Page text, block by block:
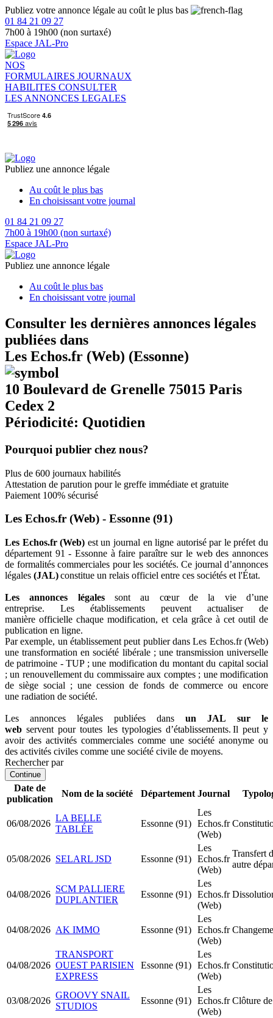
Publiez votre annonce légale au coût le plus bas
01 84 21 09 27
7h00 à 19h00 (non surtaxé)
Espace JAL-Pro
NOS
FORMULAIRES JOURNAUX
HABILITES CONSULTER
LES ANNONCES LEGALES
Publiez une annonce légale
Au coût le plus bas
En choisissant votre journal
01 84 21 09 27
7h00 à 19h00 (non surtaxé)
Espace JAL-Pro
Publiez une annonce légale
Au coût le plus bas
En choisissant votre journal
Consulter les dernières annonces légales
publiées dans
Les Echos.fr (Web) (Essonne)
10 Boulevard de Grenelle 75015 Paris
Cedex 2
Périodicité: Quotidien
Pourquoi publier chez nous?
Plus de 600 journaux habilités
Attestation de parution pour le greffe immédiate et gratuite
Paiement 100% sécurisé
Les Echos.fr (Web) - Essonne (91)
Les Echos.fr (Web) est un journal en ligne autorisé par le préfet du
département 91 - Essonne à faire paraître sur le web des annonces
de formalités commerciales pour les sociétés. Ce journal d’annonces
légales (JAL)constitue un relais officiel entre ces sociétés et l'État.
Les annonces légales
sont au cœur de la vie d’une
entreprise. Les établissements peuvent actualiser de
manière officielle chaque modification, et cela grâce à cet outil de
publication en ligne.
Par exemple, un établissement peut publier dans Les Echos.fr (Web)
une transformation en société libérale ; une transmission universelle
de patrimoine - TUP ; une modification du montant du capital social
; un renouvellement du commissaire aux comptes ; une modification
de siège social ; une cession de fonds de commerce ou encore
une radiation de société.
Les annonces légales publiées dans un JAL sur le
web servent pour toutes les typologies d’établissements. Il peut y
avoir des activités commerciales comme une société anonyme ou
des activités civiles comme une société civile de moyens.
Rechercher par
Continue
Date de
publication
Nom de la société Département Journal
06/08/2026
LA BELLE
TABLÉE
Essonne (91)
Les
Echos.fr
(Web)
05/08/2026 SELARL JSD Essonne (91)
Les
Echos.fr
(Web)
Transfert
autre
04/08/2026
SCM PALLIERE
DUPLANTIER
Essonne (91)
Les
Echos.fr
(Web)
04/08/2026 AK IMMO Essonne (91)
Les
Echos.fr
(Web)
04/08/2026
TRANSPORT
OUEST PARISIEN
EXPRESS
Essonne (91)
Les
Echos.fr
(Web)
03/08/2026
GROOVY SNAIL
STUDIOS
Essonne (91)
Les
Echos.fr
(Web)
Clôture